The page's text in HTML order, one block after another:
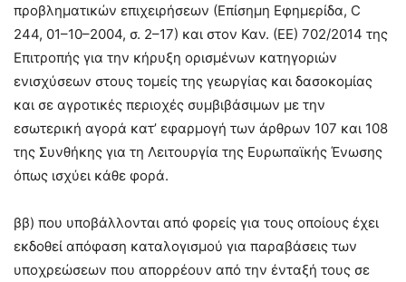
προβληματικών επιχειρήσεων (Επίσημη Εφημερίδα, C
244, 01–10–2004, σ. 2–17) και στον Καν. (ΕΕ) 702/2014 της
Επιτροπής για την κήρυξη ορισμένων κατηγοριών
ενισχύσεων στους τομείς της γεωργίας και δασοκομίας
και σε αγροτικές περιοχές συμβιβάσιμων με την
εσωτερική αγορά κατ’ εφαρμογή των άρθρων 107 και 108
της Συνθήκης για τη Λειτουργία της Ευρωπαϊκής Ένωσης
όπως ισχύει κάθε φορά.
ββ) που υποβάλλονται από φορείς για τους οποίους έχει
εκδοθεί απόφαση καταλογισμού για παραβάσεις των
υποχρεώσεων που απορρέουν από την ένταξή τους σε